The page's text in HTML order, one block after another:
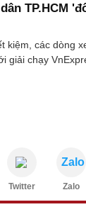
TP.HCM
kiệm, các dòng
giải chạy
Twitter
Zalo
Zalo